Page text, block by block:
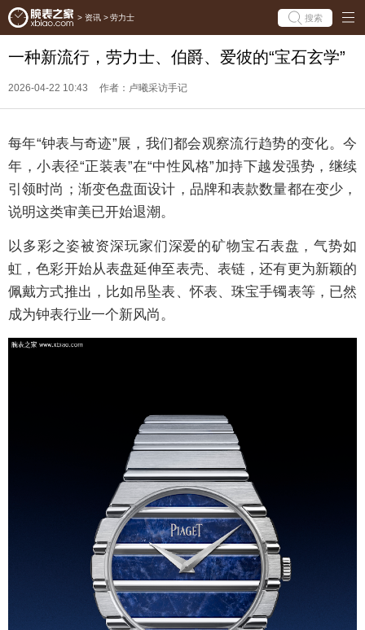
> 资讯 > 劳力士 搜索
一种新流行，劳力士、伯爵、爱彼的“宝石玄学”
2026-04-22 10:43 作者：卢曦采访手记
每年“钟表与奇迹”展，我们都会观察流行趋势的变化。今
年，小表径“正装表”在“中性风格”加持下越发强势，继续
引领时尚；渐变色盘面设计，品牌和表款数量都在变少，
说明这类审美已开始退潮。
以多彩之姿被资深玩家们深爱的矿物宝石表盘，气势如
虹，色彩开始从表盘延伸至表壳、表链，还有更为新颖的
佩戴方式推出，比如吊坠表、怀表、珠宝手镯表等，已然
成为钟表行业一个新风尚。